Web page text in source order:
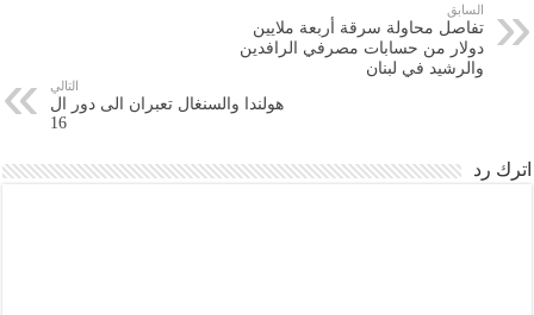
السابق
تفاصل محاولة سرقة أربعة ملايين
دولار من حسابات مصرفي الرافدين
والرشيد في لبنان
التالي
هولندا والسنغال تعبران الى دور ال
16
اترك رد